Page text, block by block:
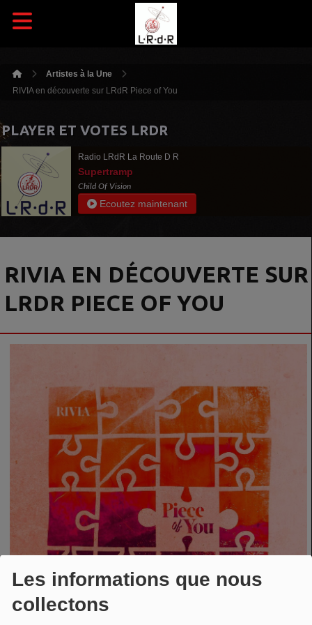
Les informations que nous
collectons
Artistes à la Une
RIVIA en découverte sur LRdR Piece of You
PLAYER ET VOTES LRDR
Radio LRdR La Route D R
Supertramp
Child Of Vision
Ecoutez maintenant
RIVIA EN DÉCOUVERTE SUR
LRDR PIECE OF YOU